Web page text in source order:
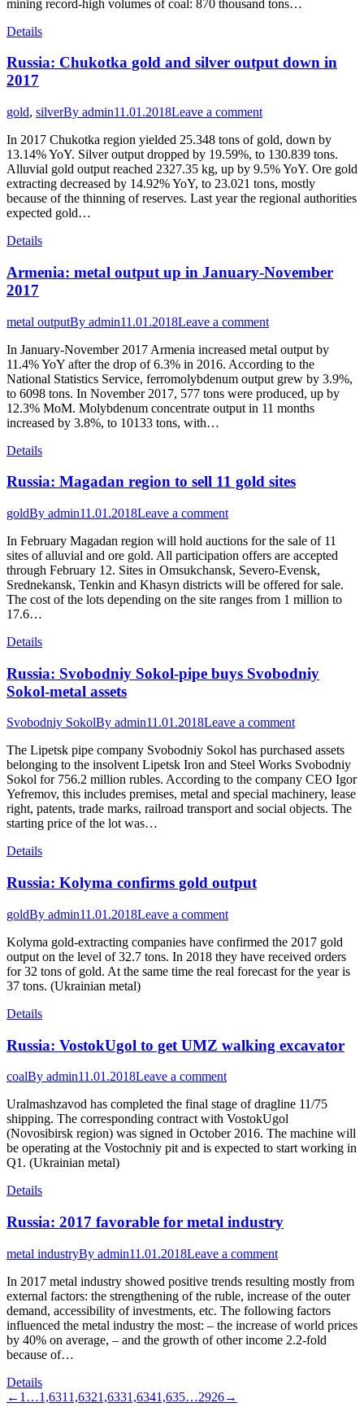
mining record-high volumes of coal: 870 thousand tons…
Details
Russia: Chukotka gold and silver output down in
2017
gold, silverBy admin11.01.2018Leave a comment
In 2017 Chukotka region yielded 25.348 tons of gold, down by
13.14% YoY. Silver output dropped by 19.59%, to 130.839 tons.
Alluvial gold output reached 2327.35 kg, up by 9.5% YoY. Ore gold
extracting decreased by 14.92% YoY, to 23.021 tons, mostly
because of the thinning of reserves. Last year the regional authorities
expected gold…
Details
Armenia: metal output up in January-November
2017
metal outputBy admin11.01.2018Leave a comment
In January-November 2017 Armenia increased metal output by
11.4% YoY after the drop of 6.3% in 2016. According to the
National Statistics Service, ferromolybdenum output grew by 3.9%,
to 6098 tons. In November 2017, 577 tons were produced, up by
12.3% MoM. Molybdenum concentrate output in 11 months
increased by 3.8%, to 10133 tons, with…
Details
Russia: Magadan region to sell 11 gold sites
goldBy admin11.01.2018Leave a comment
In February Magadan region will hold auctions for the sale of 11
sites of alluvial and ore gold. All participation offers are accepted
through February 12. Sites in Omsukchansk, Severo-Evensk,
Srednekansk, Tenkin and Khasyn districts will be offered for sale.
The cost of the lots depending on the site ranges from 1 million to
17.6…
Details
Russia: Svobodniy Sokol-pipe buys Svobodniy
Sokol-metal assets
Svobodniy SokolBy admin11.01.2018Leave a comment
The Lipetsk pipe company Svobodniy Sokol has purchased assets
belonging to the insolvent Lipetsk Iron and Steel Works Svobodniy
Sokol for 756.2 million rubles. According to the company CEO Igor
Yefremov, this includes premises, metal and special machinery, lease
right, patents, trade marks, railroad transport and social objects. The
starting price of the lot was…
Details
Russia: Kolyma confirms gold output
goldBy admin11.01.2018Leave a comment
Kolyma gold-extracting companies have confirmed the 2017 gold
output on the level of 32.7 tons. In 2018 they have received orders
for 32 tons of gold. At the same time the real forecast for the year is
37 tons. (Ukrainian metal)
Details
Russia: VostokUgol to get UMZ walking excavator
coalBy admin11.01.2018Leave a comment
Uralmashzavod has completed the final stage of dragline 11/75
shipping. The corresponding contract with VostokUgol
(Novosibirsk region) was signed in October 2016. The machine will
be operating at the Vostochniy pit and is expected to start working in
Q1. (Ukrainian metal)
Details
Russia: 2017 favorable for metal industry
metal industryBy admin11.01.2018Leave a comment
In 2017 metal industry showed positive trends resulting mostly from
external factors: the strengthening of the ruble, increase of the outer
demand, accessibility of investments, etc. The following factors
influenced the metal industry the most: – the increase of world prices
by 40% on average, – and the growth of other income 2.2-fold
because of…
Details
← 1 …1,631 1,6321,6331,6341,635…2926→